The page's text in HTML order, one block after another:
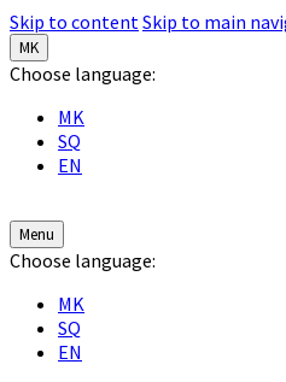
Skip to contentSkip to main
MK
Choose language:
MK
SQ
EN
Menu
Choose language:
MK
SQ
EN